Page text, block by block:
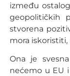
između
geopolitičkih
stvorena
mora iskoristiti,
Ona je
nećemo u EU i